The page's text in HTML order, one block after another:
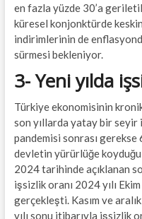
en fazla yüzde 30’a
küresel konjonktürde
indirimlerinin de
sürmesi bekleniyor.
3- Yeni yılda
Türkiye ekonomisinin
son yıllarda yatay bir
pandemisi sonrası
devletin yürürlüğe koyduğu
2024 tarihinde açıklanan
işsizlik oranı 2024 yılı
gerçekleşti. Kasım ve
yılı sonu itibarıyla işsizlik